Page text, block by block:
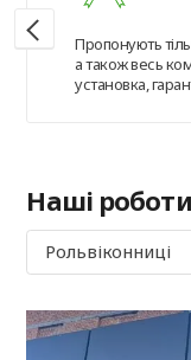
Пропонують
а також весь
установка,
Наші роботи
Рольвіконниці